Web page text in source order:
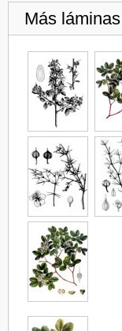
Más láminas